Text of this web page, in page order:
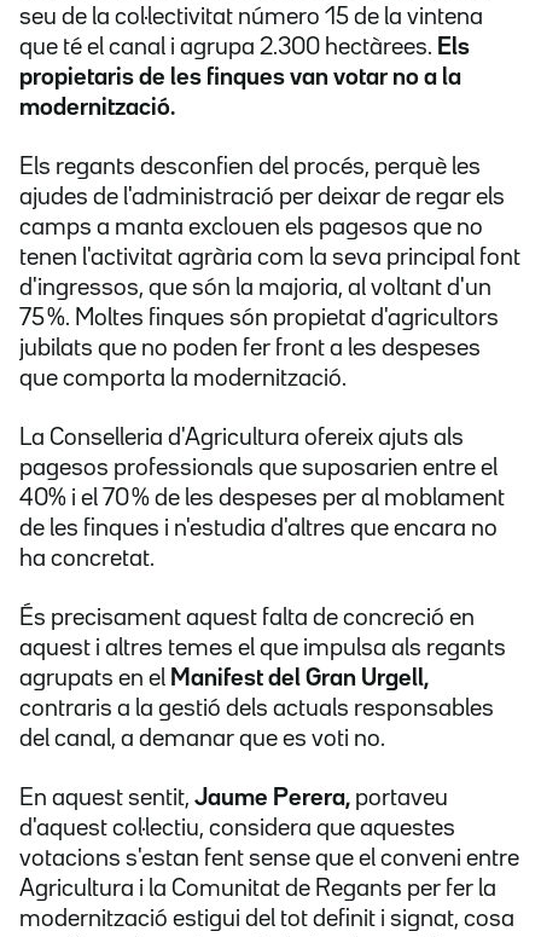
seu de la col·lectivitat número 15 de la vintena
que té el canal i agrupa 2.300 hectàrees. Els
propietaris de les finques van votar no a la
modernització.
Els regants desconfien del procés, perquè les
ajudes de l'administració per deixar de regar els
camps a manta exclouen els pagesos que no
tenen l'activitat agrària com la seva principal font
d'ingressos, que són la majoria, al voltant d'un
75 %. Moltes finques són propietat d'agricultors
jubilats que no poden fer front a les despeses
que comporta la modernització.
La Conselleria d'Agricultura ofereix ajuts als
pagesos professionals que suposarien entre el
40% i el 70 % de les despeses per al moblament
de les finques i n'estudia d'altres que encara no
ha concretat.
És precisament aquest falta de concreció en
aquest i altres temes el que impulsa als regants
agrupats en el Manifest del Gran Urgell,
contraris a la gestió dels actuals responsables
del canal, a demanar que es voti no.
En aquest sentit, Jaume Perera, portaveu
d'aquest col·lectiu, considera que aquestes
votacions s'estan fent sense que el conveni entre
Agricultura i la Comunitat de Regants per fer la
modernització estigui del tot definit i signat, cosa